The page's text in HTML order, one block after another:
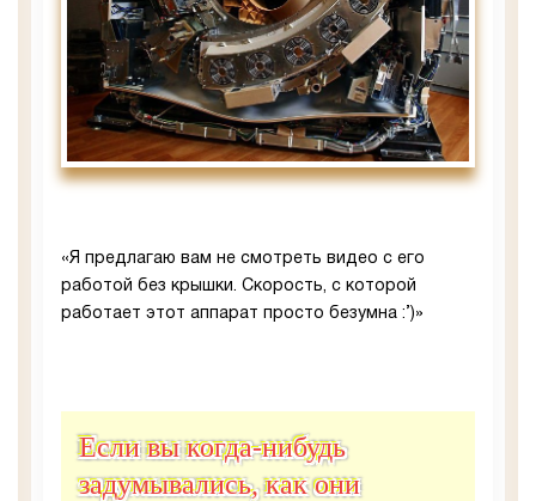
«Я предлагаю вам не смотреть видео с его
работой без крышки. Скорость, с которой
работает этот аппарат просто безумна :’)»
Если вы когда-нибудь
задумывались, как они